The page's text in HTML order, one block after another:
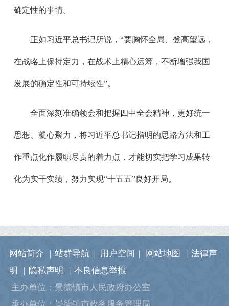
确定性的事情。
正如习近平总书记所说，“要胸怀全局、登高望远，
在战略上保持定力，在战术上精心运筹，不断增强我国
发展的确定性和可持续性”。
全面深刻准确领会和把握四中全会精神，更好统一
思想、凝心聚力，将习近平总书记指明的思路方法和工
作重点化作履职尽责的着力点，才能切实把学习成果转
化为实干实绩，努力实现“十五五”良好开局。
网站简介 | 站群导航 | 用户空间 | 网站地图 | 法律声
明
| 隐私声明 | 不良信息举报
主办单位：景德镇市人民政府办公室